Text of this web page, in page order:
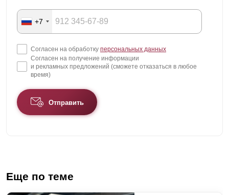
+7
Согласен на обработку персональных данных
Согласен на получение информации
и рекламных предложений (сможете отказаться в любое
время)
Отправить
Еще по теме